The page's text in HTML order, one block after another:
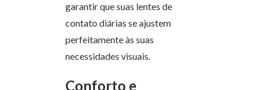
garantir que suas lentes de
contato diárias se ajustem
perfeitamente às suas
necessidades visuais.
Conforto e